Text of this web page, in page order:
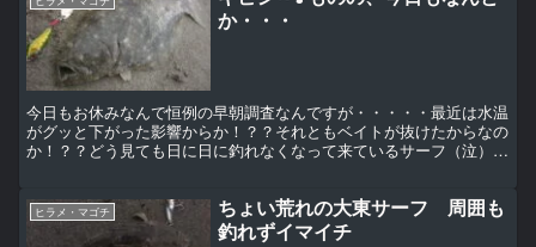
か・・・
今日もお休みなんで恒例の早朝調査なんですが・・・・・最近は水温
がグッと下がった影響からか！？？それともベイトが抜けたからなの
か！？？どう見ても日に日に釣れなくなって来ているサーフ（泣）今
ヒラメ・マゴチ
ちょい荒れの大東サーフ 周囲も
釣れずイマイチ